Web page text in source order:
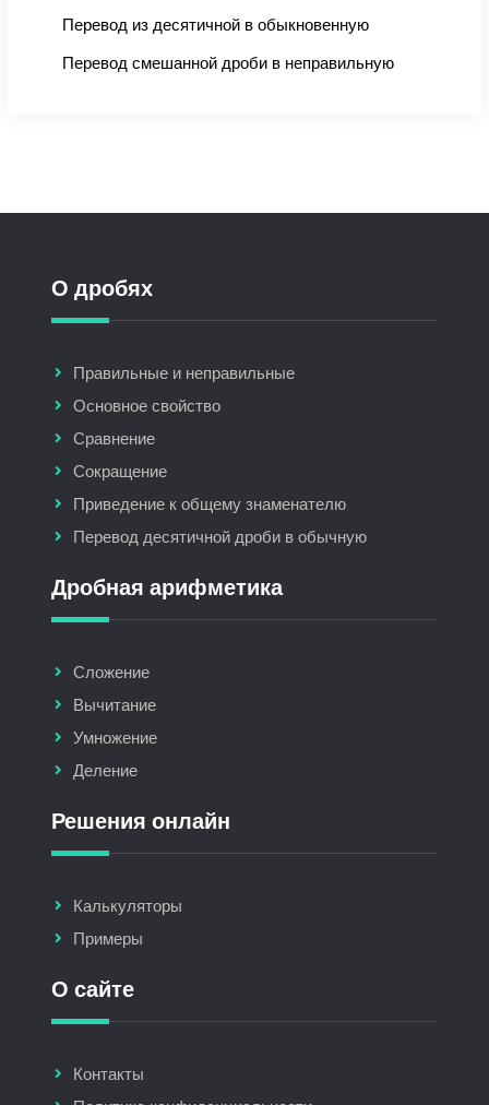
Перевод из десятичной в обыкновенную
Перевод смешанной дроби в неправильную
О дробях
Правильные и неправильные
Основное свойство
Сравнение
Сокращение
Приведение к общему знаменателю
Перевод десятичной дроби в обычную
Дробная арифметика
Сложение
Вычитание
Умножение
Деление
Решения онлайн
Калькуляторы
Примеры
О сайте
Контакты